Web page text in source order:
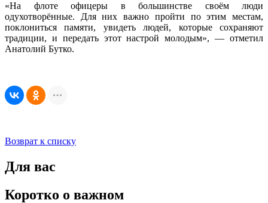
«На флоте офицеры в большинстве своём люди
одухотворённые. Для них важно пройти по этим местам,
поклониться памяти, увидеть людей, которые сохраняют
традиции, и передать этот настрой молодым», — отметил
Анатолий Бутко.
Возврат к списку
Для вас
Коротко о важном